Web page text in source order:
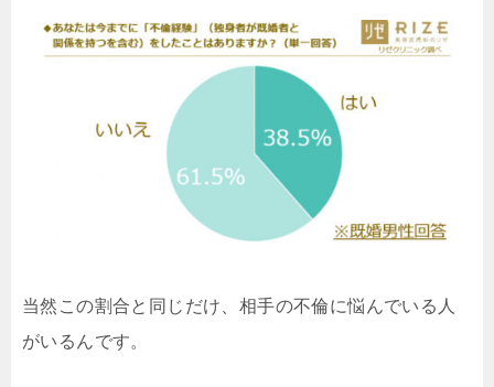
当然この割合と同じだけ、相手の不倫に悩んでいる人
がいるんです。